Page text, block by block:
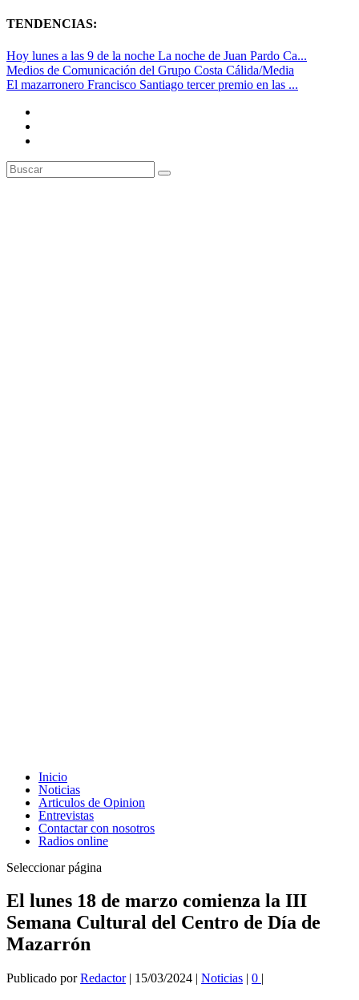
TENDENCIAS:
Hoy lunes a las 9 de la noche La noche de Juan Pardo Ca...
Medios de Comunicación del Grupo Costa Cálida/Media
El mazarronero Francisco Santiago tercer premio en las ...
Inicio
Noticias
Articulos de Opinion
Entrevistas
Contactar con nosotros
Radios online
Seleccionar página
El lunes 18 de marzo comienza la III
Semana Cultural del Centro de Día de
Mazarrón
Publicado porRedactor| 15/03/2024 | Noticias | 0 |